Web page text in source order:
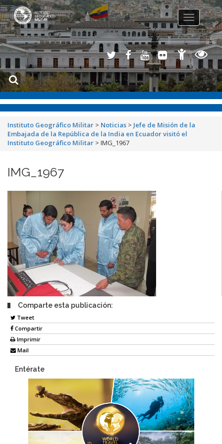
Toggle
navigation
Instituto Geográfico Militar > Noticias > Jefe de Misión de la
Embajada de la República de la India en Ecuador visitó el
Instituto Geográfico Militar > IMG_1967
IMG_1967
Comparte esta publicación:
Tweet
Compartir
Imprimir
Mail
Entérate